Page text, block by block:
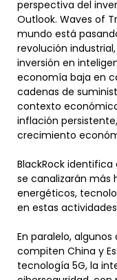
perspectiva del
Outlook. Waves of
mundo está
revolución
inversión en
economía baja en
cadenas de
contexto
inflación
crecimiento
BlackRock
se canalizarán más
energéticos,
en estas
En paralelo,
compiten China y
tecnología 5G, la